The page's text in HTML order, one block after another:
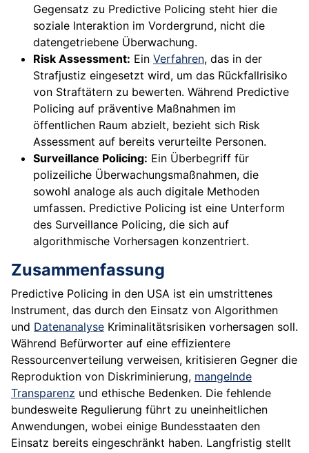
Gegensatz zu Predictive Policing steht hier die
soziale Interaktion im Vordergrund, nicht die
datengetriebene Überwachung.
Risk Assessment: Ein Verfahren, das in der
Strafjustiz eingesetzt wird, um das Rückfallrisiko
von Straftätern zu bewerten. Während Predictive
Policing auf präventive Maßnahmen im
öffentlichen Raum abzielt, bezieht sich Risk
Assessment auf bereits verurteilte Personen.
Surveillance Policing: Ein Überbegriff für
polizeiliche Überwachungsmaßnahmen, die
sowohl analoge als auch digitale Methoden
umfassen. Predictive Policing ist eine Unterform
des Surveillance Policing, die sich auf
algorithmische Vorhersagen konzentriert.
Zusammenfassung
Predictive Policing in den USA ist ein umstrittenes
Instrument, das durch den Einsatz von Algorithmen
und Datenanalyse Kriminalitätsrisiken vorhersagen soll.
Während Befürworter auf eine effizientere
Ressourcenverteilung verweisen, kritisieren Gegner die
Reproduktion von Diskriminierung, mangelnde
Transparenz und ethische Bedenken. Die fehlende
bundesweite Regulierung führt zu uneinheitlichen
Anwendungen, wobei einige Bundesstaaten den
Einsatz bereits eingeschränkt haben. Langfristig stellt